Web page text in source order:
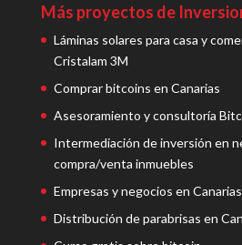
Más proyectos de
Láminas solares para casa y
Cristalam 3M
Comprar bitcoins en Canarias
Asesoramiento y consultoría
Intermediación de inversión en
compra/venta inmuebles
Empresas y negocios en Canarias
Distribución de parabrisas en